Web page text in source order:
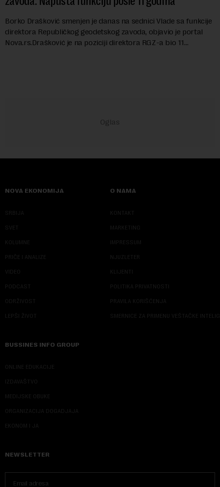
Borko Drašković smenjen je danas na sednici Vlade sa funkcije
direktora Republičkog geodetskog zavoda, objavio je portal
Nova.rs.Drašković je na poziciji direktora RGZ-a bio 11
NOVA EKONOMIJA
SRBIJA
SVET
KOLUMNE
PRIČE I ANALIZE
VIDEO
PODCAST
ODRŽIVOST
LEPŠI ŽIVOT
O NAMA
KONTAKT
MARKETING
IMPRESSUM
NJUZLETER
KLIJENTI
POLITIKA PRIVATNOSTI
PRAVILA KORIŠĆENJA
SMERNICE ZA PRIMENU VEŠTAČKE
BUSSINES INFO GROUP
ONLINE EDUKACIJE
IZDAVAŠTVO
MEDIJSKE OBUKE
ORGANIZACIJA DOGADJAJA
EKONOM I JA
NEWSLETTER